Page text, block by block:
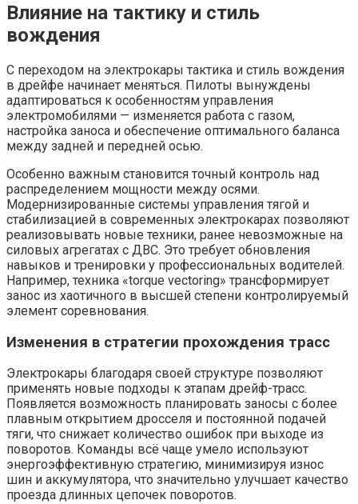
Влияние на тактику и стиль
вождения
С переходом на электрокары тактика и стиль вождения
в дрейфе начинает меняться. Пилоты вынуждены
адаптироваться к особенностям управления
электромобилями — изменяется работа с газом,
настройка заноса и обеспечение оптимального баланса
между задней и передней осью.
Особенно важным становится точный контроль над
распределением мощности между осями.
Модернизированные системы управления тягой и
стабилизацией в современных электрокарах позволяют
реализовывать новые техники, ранее невозможные на
силовых агрегатах с ДВС. Это требует обновления
навыков и тренировки у профессиональных водителей.
Например, техника «torque vectoring» трансформирует
занос из хаотичного в высшей степени контролируемый
элемент соревнования.
Изменения в стратегии прохождения трасс
Электрокары благодаря своей структуре позволяют
применять новые подходы к этапам дрейф-трасс.
Появляется возможность планировать заносы с более
плавным открытием дросселя и постоянной подачей
тяги, что снижает количество ошибок при выходе из
поворотов. Команды всё чаще умело используют
энергоэффективную стратегию, минимизируя износ
шин и аккумулятора, что значительно улучшает качество
проезда длинных цепочек поворотов.